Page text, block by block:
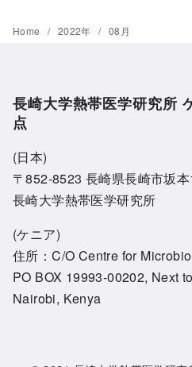
Home 2022年 08月
長崎大学熱帯医学研究所
点
(日本)
〒852-8523 長崎県長崎市坂
長崎大学熱帯医学研究所
(ケニア)
住所：C/O Centre for
PO BOX 19993-00202, Next
Nairobi, Kenya